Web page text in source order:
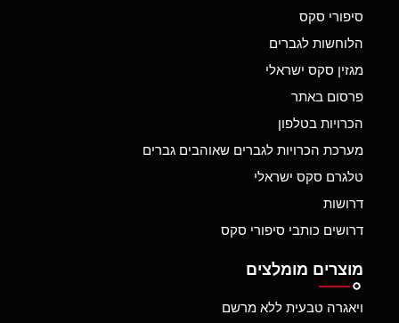
סיפורי סקס
הלוחשות לגברים
מגזין סקס ישראלי
פרסום באתר
הכרויות בטלפון
מערכת הכרויות לגברים שאוהבים גברים
טלגרם סקס ישראלי
דרושות
דרושים כותבי סיפורי סקס
מוצרים מומלצים
ויאגרה טבעית ללא מרשם